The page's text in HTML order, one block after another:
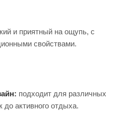
и приятный на ощупь, с
свойствами.
подходит для различных
до активного отдыха.